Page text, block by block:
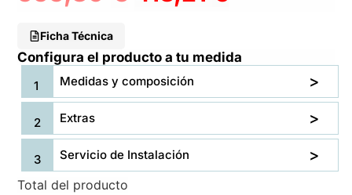
Ficha Técnica
Configura el producto a tu medida
Medidas y composición
Extras
Servicio de Instalación
Total del producto